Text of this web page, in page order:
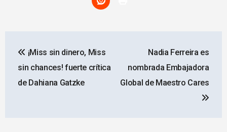
de
entradas
¡Miss sin dinero, Miss
sin chances! fuerte crítica
de Dahiana Gatzke
Nadia Ferreira es
nombrada Embajadora
Global de Maestro Cares